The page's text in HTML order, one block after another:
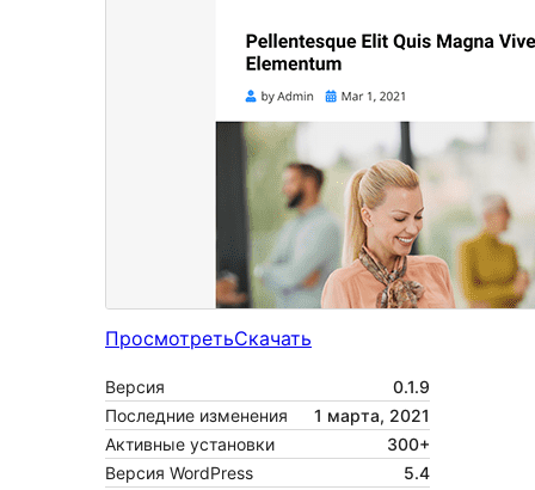
ПросмотретьСкачать
Версия
0.1.9
Последние изменения
1 марта, 2021
Активные установки
300+
Версия WordPress
5.4